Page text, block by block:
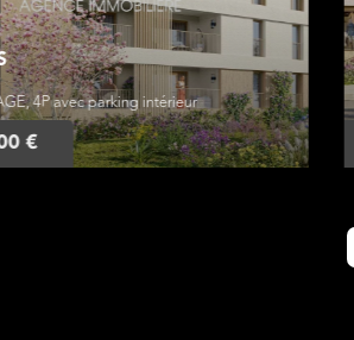
3P avec parking intérieur
€